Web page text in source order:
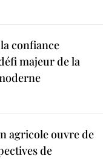
confiance
majeur de la
agricole ouvre de
de